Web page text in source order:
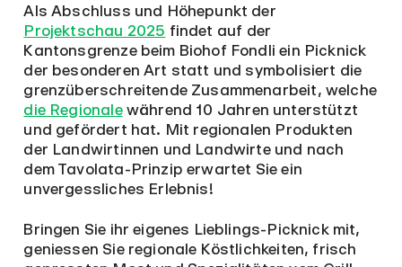
Als Abschluss und Höhepunkt der
Projektschau 2025 findet auf der
Kantonsgrenze beim Biohof Fondli ein Picknick
der besonderen Art statt und symbolisiert die
grenzüberschreitende Zusammenarbeit, welche
die Regionalewährend 10 Jahren unterstützt
und gefördert hat. Mit regionalen Produkten
der Landwirtinnen und Landwirte und nach
dem Tavolata-Prinzip erwartet Sie ein
unvergessliches Erlebnis!
Bringen Sie ihr eigenes Lieblings-Picknick mit,
geniessen Sie regionale Köstlichkeiten, frisch